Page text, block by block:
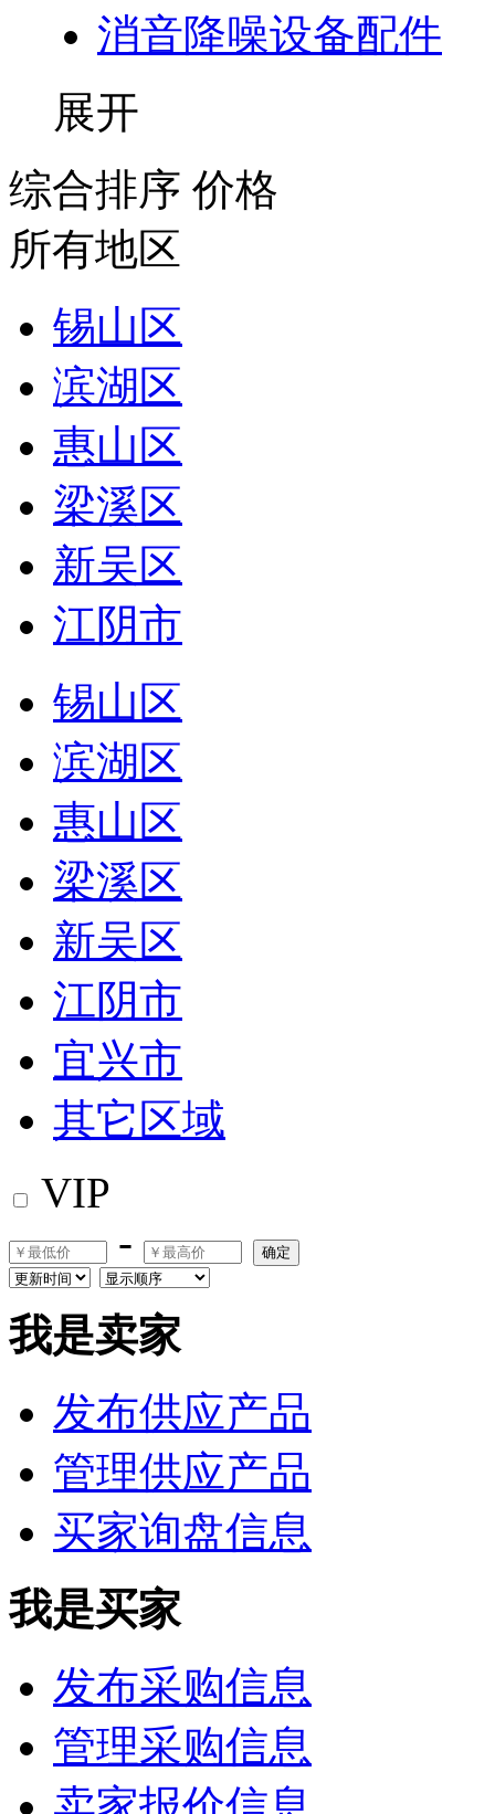
消音降噪设备配件
展开
综合排序 价格
所有地区
锡山区
滨湖区
惠山区
梁溪区
新吴区
江阴市
锡山区
滨湖区
惠山区
梁溪区
新吴区
江阴市
宜兴市
其它区域
VIP
-
确定
我是卖家
发布供应产品
管理供应产品
买家询盘信息
我是买家
发布采购信息
管理采购信息